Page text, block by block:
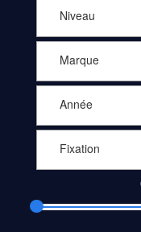
Niveau
Marque
Année
Fixation